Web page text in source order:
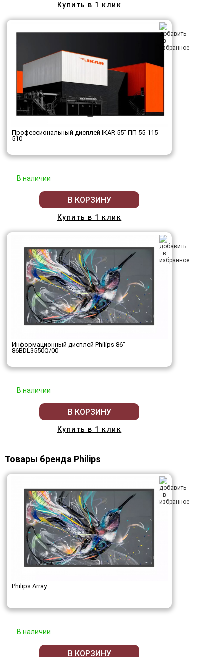
Купить в 1 клик
Профессиональный дисплей IKAR 55" ПП 55-115-
510
В наличии
В КОРЗИНУ
Купить в 1 клик
Информационный дисплей Philips 86"
86BDL3550Q/00
В наличии
В КОРЗИНУ
Купить в 1 клик
Товары бренда Philips
Philips Array
В наличии
В КОРЗИНУ